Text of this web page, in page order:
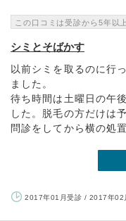
この口コミは受診から5年以
シミとそばかす
以前シミを取るのに行
ました。
待ち時間は土曜日の午
した。脱毛の方だけは
問診をしてから横の処
2017年01月受診 / 2017年02